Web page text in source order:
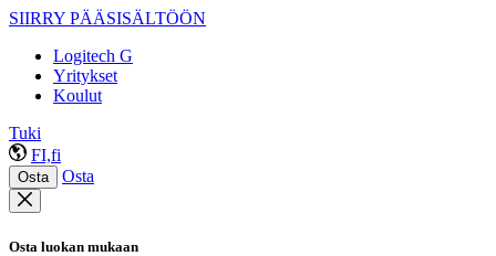
SIIRRY PÄÄSISÄLTÖÖN
Logitech G
Yritykset
Koulut
Tuki
FI,fi
Osta Osta
Osta luokan mukaan